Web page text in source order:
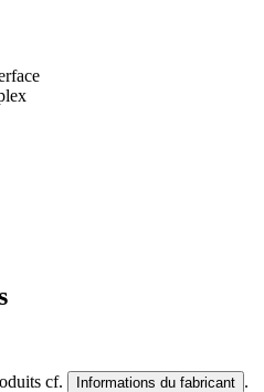
cf. Informations du fabricant .